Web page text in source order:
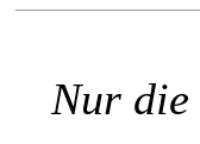
Nur die